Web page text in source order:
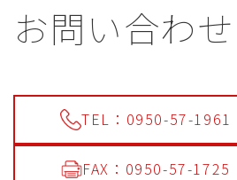
お問い合わせ
TEL：0950-57-1961
FAX：0950-57-1725